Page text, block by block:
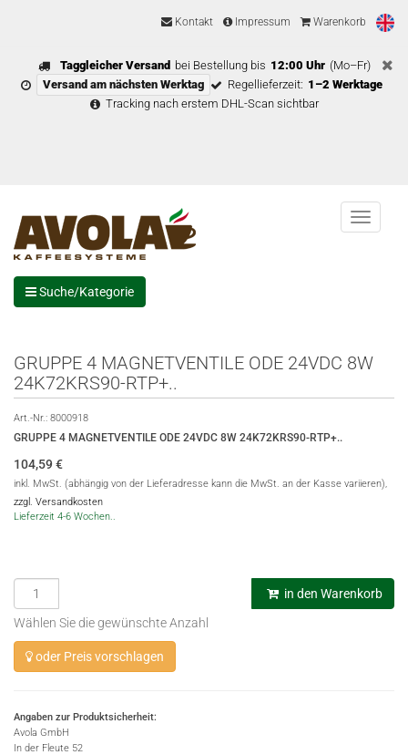
Kontakt Impressum Warenkorb
Taggleicher Versand bei Bestellung bis 12:00 Uhr (Mo–Fr)
Versand am nächsten Werktag
Regellieferzeit: 1–2 Werktage
Tracking nach erstem DHL-Scan sichtbar
Menu
Suche/Kategorie
GRUPPE 4 MAGNETVENTILE ODE 24VDC 8W
24K72KRS90-RTP+..
Art.-Nr.: 8000918
GRUPPE 4 MAGNETVENTILE ODE 24VDC 8W 24K72KRS90-RTP+..
104,59€
inkl. MwSt. (abhängig von der Lieferadresse kann die MwSt. an der Kasse variieren),
zzgl. Versandkosten
Lieferzeit 4-6 Wochen..
in den Warenkorb
Wählen Sie die gewünschte Anzahl
oder Preis vorschlagen
Angaben zur Produktsicherheit:
Avola GmbH
In der Fleute 52